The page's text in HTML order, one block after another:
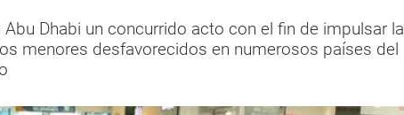
Dhabi un concurrido acto con el fin de impulsar la
menores desfavorecidos en numerosos países del